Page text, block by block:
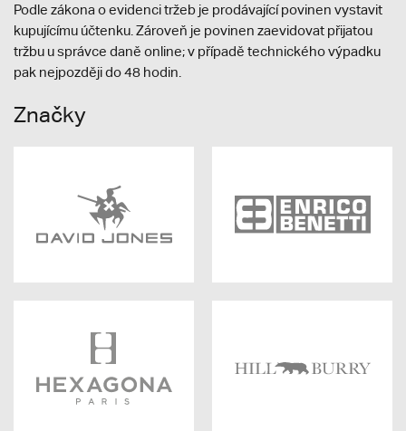
Podle zákona o evidenci tržeb je prodávající povinen vystavit
kupujícímu účtenku. Zároveň je povinen zaevidovat přijatou
tržbu u správce daně online; v případě technického výpadku
pak nejpozději do 48 hodin.
Značky